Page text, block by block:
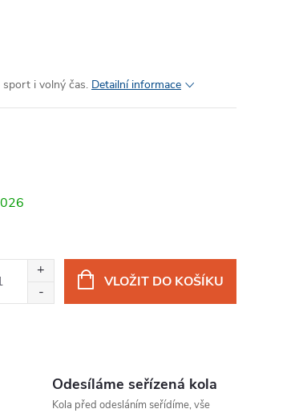
i volný čas. Detailní informace
VLOŽIT DO KOŠÍKU
Odesíláme seřízená kola
Kola před odesláním seřídíme, vše